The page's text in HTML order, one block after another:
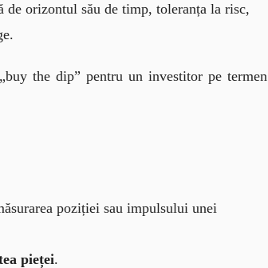
de orizontul său de timp, toleranța la risc,
the dip” pentru un investitor pe termen
poziției sau impulsului unei
pieței.